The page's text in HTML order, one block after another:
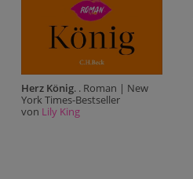
Herz König. . Roman | New
York Times-Bestseller
von Lily King